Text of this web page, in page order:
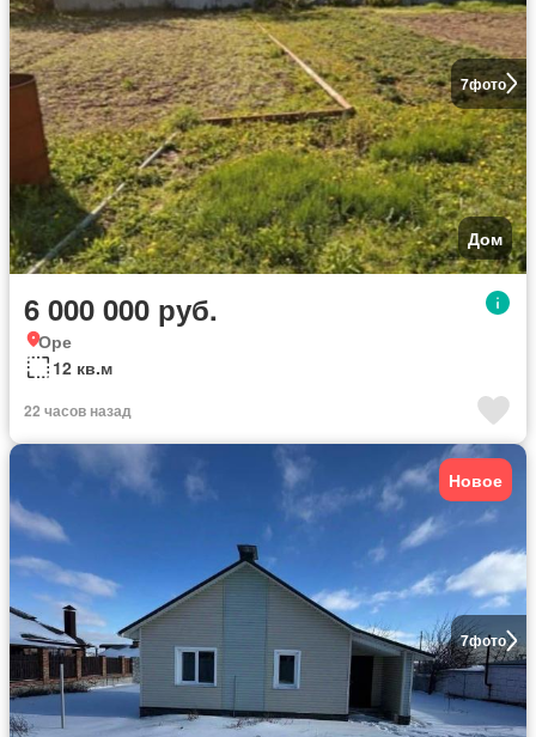
7фото
Дом
6 000 000 руб.
Оре
12 кв.м
22 часов назад
7фото
Новое